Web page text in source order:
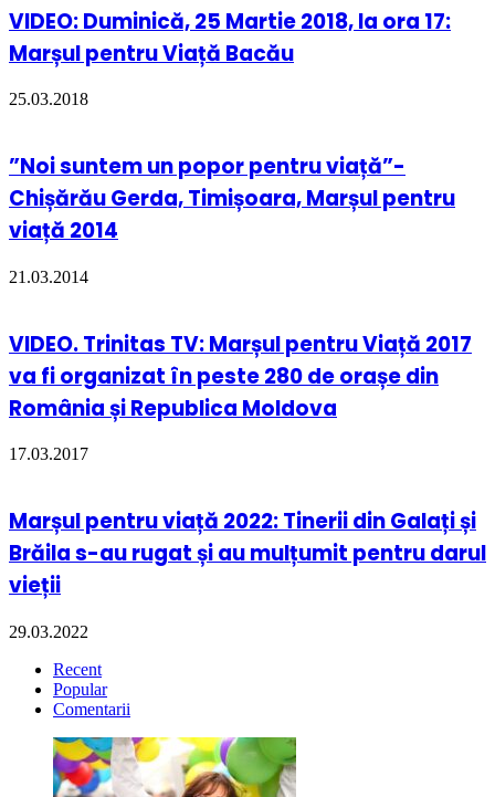
VIDEO: Duminică, 25 Martie 2018, la ora 17:
Marșul pentru Viață Bacău
25.03.2018
”Noi suntem un popor pentru viață”-
Chișărău Gerda, Timișoara, Marșul pentru
viață 2014
21.03.2014
VIDEO. Trinitas TV: Marșul pentru Viață 2017
va fi organizat în peste 280 de orașe din
România și Republica Moldova
17.03.2017
Marșul pentru viață 2022: Tinerii din Galați și
Brăila s-au rugat și au mulțumit pentru darul
vieții
29.03.2022
Recent
Popular
Comentarii